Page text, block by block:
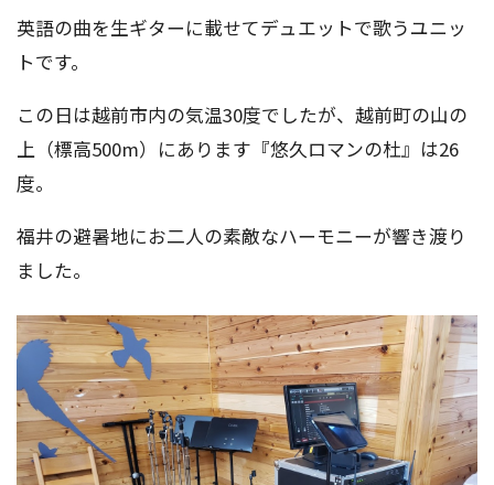
英語の曲を生ギターに載せてデュエットで歌うユニッ
トです。
この日は越前市内の気温30度でしたが、越前町の山の
上（標高500m）にあります『悠久ロマンの杜』は26
度。
福井の避暑地にお二人の素敵なハーモニーが響き渡り
ました。